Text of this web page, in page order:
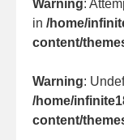
Warning:
in /home/
content/
Warning:
/home/
content/